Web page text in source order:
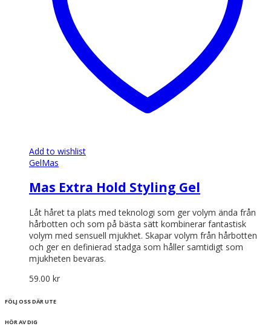
Add to wishlist
GelMas
Mas Extra Hold Styling Gel
Låt håret ta plats med teknologi som ger volym ända från
hårbotten och som på bästa sätt kombinerar fantastisk
volym med sensuell mjukhet. Skapar volym från hårbotten
och ger en definierad stadga som håller samtidigt som
mjukheten bevaras.
59.00 kr
FÖLJ OSS DÄR UTE
HÖR AV DIG